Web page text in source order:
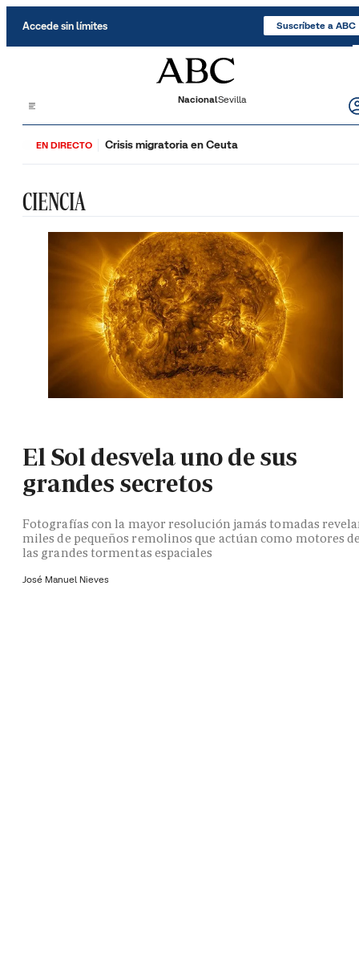
Accede sin límites Suscríbete a ABC
NacionalSevilla
EN DIRECTO Crisis migratoria en Ceuta
CIENCIA
El Sol desvela uno de sus
grandes secretos
Fotografías con la mayor resolución jamás tomadas
miles de pequeños remolinos que actúan como motores
las grandes tormentas espaciales
José Manuel Nieves